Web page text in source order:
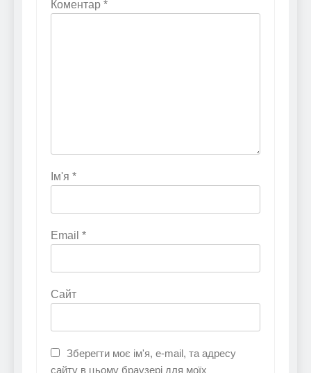
Коментар *
Ім'я *
Email *
Сайт
Зберегти моє ім'я, e-mail, та адресу
сайту в цьому браузері для моїх